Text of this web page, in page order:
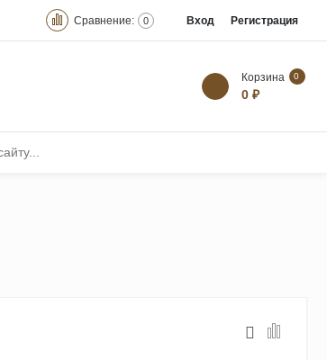
Сравнение: 0 Вход Регистрация
Корзина 0
0 ₽